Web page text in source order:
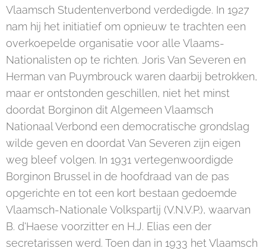
Vlaamsch Studentenverbond verdedigde. In 1927
nam hij het initiatief om opnieuw te trachten een
overkoepelde organisatie voor alle Vlaams-
Nationalisten op te richten. Joris Van Severen en
Herman van Puymbrouck waren daarbij betrokken,
maar er ontstonden geschillen, niet het minst
doordat Borginon dit Algemeen Vlaamsch
Nationaal Verbond een democratische grondslag
wilde geven en doordat Van Severen zijn eigen
weg bleef volgen. In 1931 vertegenwoordigde
Borginon Brussel in de hoofdraad van de pas
opgerichte en tot een kort bestaan gedoemde
Vlaamsch-Nationale Volkspartij (V.N.V.P.), waarvan
B. d'Haese voorzitter en H.J. Elias een der
secretarissen werd. Toen dan in 1933 het Vlaamsch